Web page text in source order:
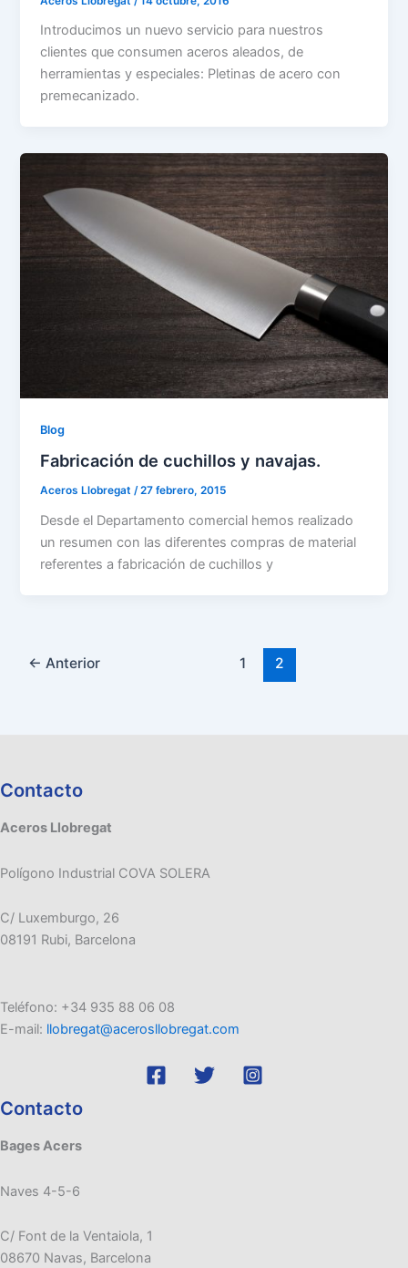
Introducimos un nuevo servicio para nuestros
clientes que consumen aceros aleados, de
herramientas y especiales: Pletinas de acero con
premecanizado.
Blog
Fabricación de cuchillos y navajas.
Aceros Llobregat/27 febrero, 2015
Desde el Departamento comercial hemos realizado
un resumen con las diferentes compras de material
referentes a fabricación de cuchillos y
← Anterior 1 2
Contacto
Aceros Llobregat
Polígono Industrial COVA SOLERA
C/ Luxemburgo, 26
08191 Rubi, Barcelona
Teléfono: +34 935 88 06 08
E-mail: llobregat@acerosllobregat.com
Contacto
Bages Acers
Naves 4-5-6
C/ Font de la Ventaiola, 1
08670 Navas, Barcelona